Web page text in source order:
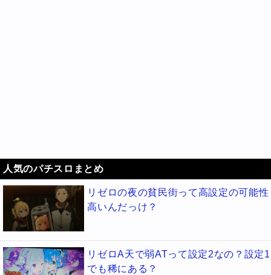
人気のパチスロまとめ
リゼロの夜の貧民街って高設定の可能性
高いんだっけ？
リゼロA天で弱ATって設定2なの？設定1
でも稀にある？